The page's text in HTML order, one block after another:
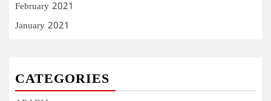
February 2021
January 2021
CATEGORIES